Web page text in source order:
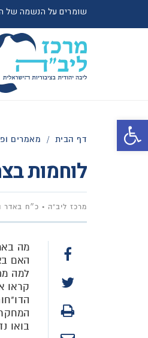
פתח סרגל נגישות
שומרים על הנשמה של
דף הבית / מאמרים
לוחמות
מרכז ליב"ה כ״ח באדר
מה
האם
למה
קראו
בואו